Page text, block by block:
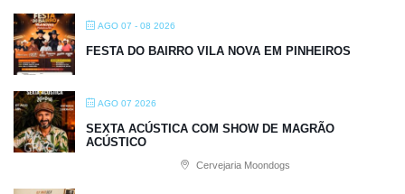
AGO 07 - 08 2026
FESTA DO BAIRRO VILA NOVA EM PINHEIROS
AGO 07 2026
SEXTA ACÚSTICA COM SHOW DE MAGRÃO
ACÚSTICO
Cervejaria Moondogs